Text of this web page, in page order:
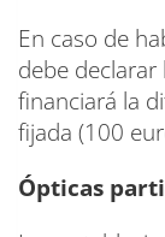
En caso de
debe declarar
financiará la
fijada (100
Ópticas